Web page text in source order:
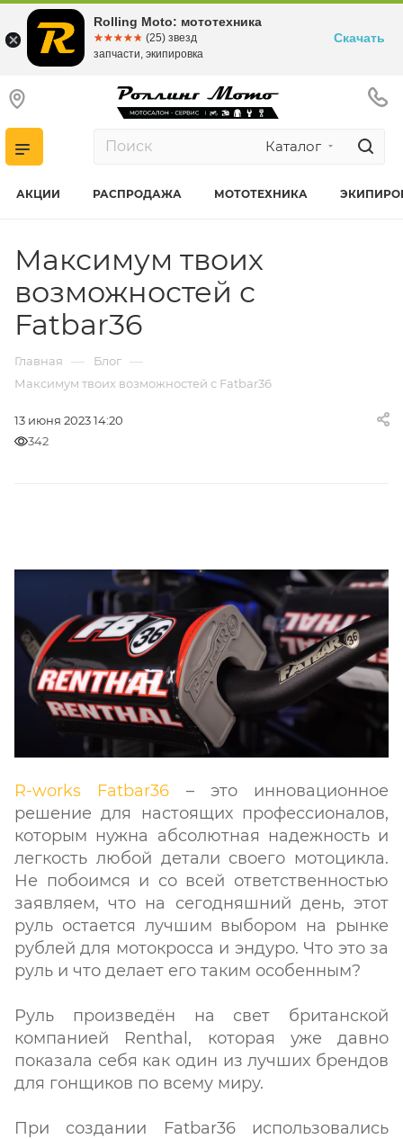
Каталог
АКЦИИ РАСПРОДАЖА МОТОТЕХНИКА
Максимум твоих
возможностей с
Fatbar36
Главная — Блог —
Максимум твоих возможностей с Fatbar36
13 июня 2023 14:20
342
R-works Fatbar36 – это инновационное
решение для настоящих профессионалов,
которым нужна абсолютная надежность и
легкость любой детали своего мотоцикла.
Не побоимся и со всей ответственностью
заявляем, что на сегодняшний день, этот
руль остается лучшим выбором на рынке
рублей для мотокросса и эндуро. Что это за
руль и что делает его таким особенным?
Руль произведён на свет британской
компанией Renthal, которая уже давно
показала себя как один из лучших брендов
для гонщиков по всему миру.
При создании Fatbar36 использовались
Rolling Moto: мототехника
☆☆☆☆☆
★★★★★ (25) звезд
запчасти, экипировка
Скачать